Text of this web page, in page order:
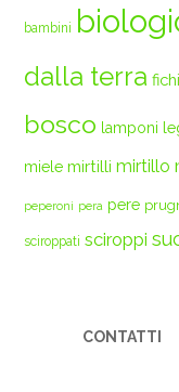
bambini
dalla terra fichi
bosco lamponi
miele mirtilli mirtillo
peperoni pera pere
sciroppati sciroppi
CONTATTI